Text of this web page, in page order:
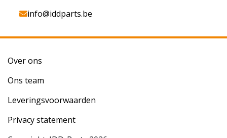
info@iddparts.be
Over ons
Ons team
Leveringsvoorwaarden
Privacy statement